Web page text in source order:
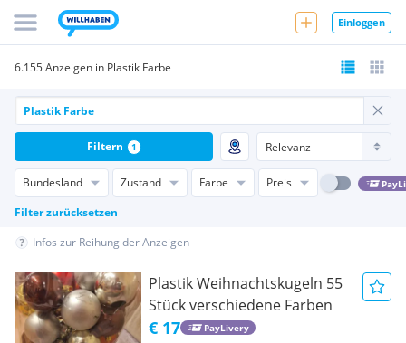
Einloggen
6.155 Anzeigen in Plastik Farbe
Bundesland Zustand Farbe Preis
Filter zurücksetzen
Filtern 1
Infos zur Reihung der Anzeigen
Plastik Weihnachtskugeln 55
Stück verschiedene Farben
€ 17 PayLivery